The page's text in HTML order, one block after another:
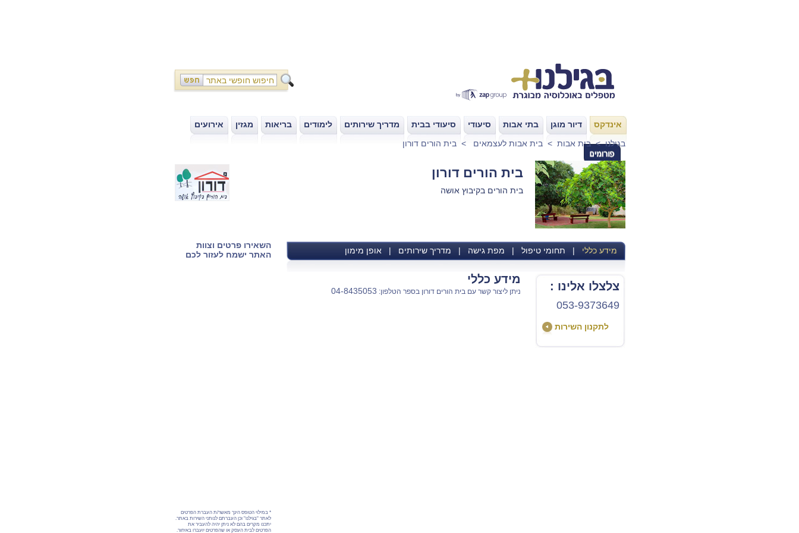
אינדקס דיור מוגן בתי אבות סיעודי סיעודי בבית מדריך שירותים לימודים בריאות מגזין
אירועים
בגילנו>בית אבות > בית אבות לעצמאים > בית הורים דורון
בית הורים דורון
בית הורים בקיבוץ אושה
מידע כללי | תחומי טיפול | מפת גישה | מדריך שירותים | אופן מימון
צלצלו אלינו :
053-9373649
לתקנון השירות
מידע כללי
ניתן ליצור קשר עם בית הורים דורון בספר הטלפון: 04-8435053
השאירו פרטים וצוות
האתר ישמח לעזור לכם
* במילוי הטופס הינך מאשר/ת העברת הפרטים
לאתר "בגילנו" וכן העברתם לנותני השירות באתר.
יתכנו מקרים בהם לא ניתן יהיה להעביר את
הפרטים לבית העסק או שהפרטים יועברו באיחור.